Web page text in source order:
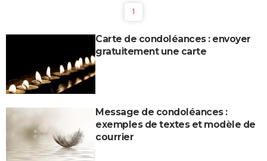
1
Carte de condoléances : envoyer
gratuitement une carte
Message de condoléances :
exemples de textes et modèle de
courrier